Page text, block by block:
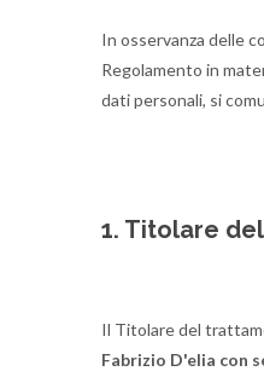
In osservanza delle
Regolamento in
dati personali, si
1. Titolare
Il Titolare del
Fabrizio D'elia con